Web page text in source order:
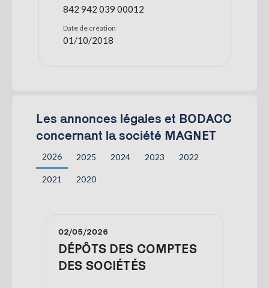
842 942 039 00012
Date de création
01/10/2018
Les annonces légales et BODACC
concernant la société MAGNET
2026 2025 2024 2023 2022
2021 2020
02/05/2026
DÉPÔTS DES COMPTES
DES SOCIÉTÉS